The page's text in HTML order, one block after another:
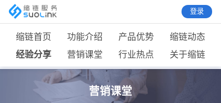
登录
缩链首页 功能介绍 产品优势
缩链动态
经验分享
营销课堂 行业热点 关于缩链
营销课堂